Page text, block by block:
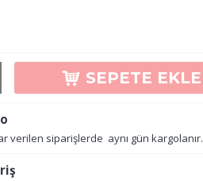
SEPETE EKLE
verilen siparişlerde aynı gün kargolanır.